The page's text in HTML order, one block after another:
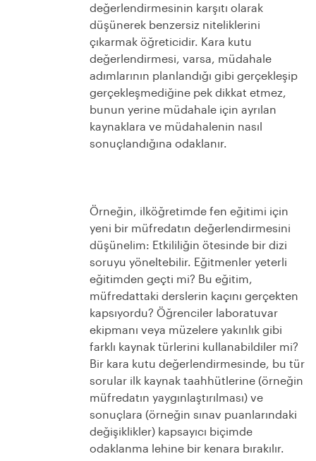
değerlendirmesinin karşıtı olarak
düşünerek benzersiz niteliklerini
çıkarmak öğreticidir. Kara kutu
değerlendirmesi, varsa, müdahale
adımlarının planlandığı gibi gerçekleşip
gerçekleşmediğine pek dikkat etmez,
bunun yerine müdahale için ayrılan
kaynaklara ve müdahalenin nasıl
sonuçlandığına odaklanır.
Örneğin, ilköğretimde fen eğitimi için
yeni bir müfredatın değerlendirmesini
düşünelim: Etkililiğin ötesinde bir dizi
soruyu yöneltebilir. Eğitmenler yeterli
eğitimden geçti mi? Bu eğitim,
müfredattaki derslerin kaçını gerçekten
kapsıyordu? Öğrenciler laboratuvar
ekipmanı veya müzelere yakınlık gibi
farklı kaynak türlerini kullanabildiler mi?
Bir kara kutu değerlendirmesinde, bu tür
sorular ilk kaynak taahhütlerine (örneğin
müfredatın yaygınlaştırılması) ve
sonuçlara (örneğin sınav puanlarındaki
değişiklikler) kapsayıcı biçimde
odaklanma lehine bir kenara bırakılır.